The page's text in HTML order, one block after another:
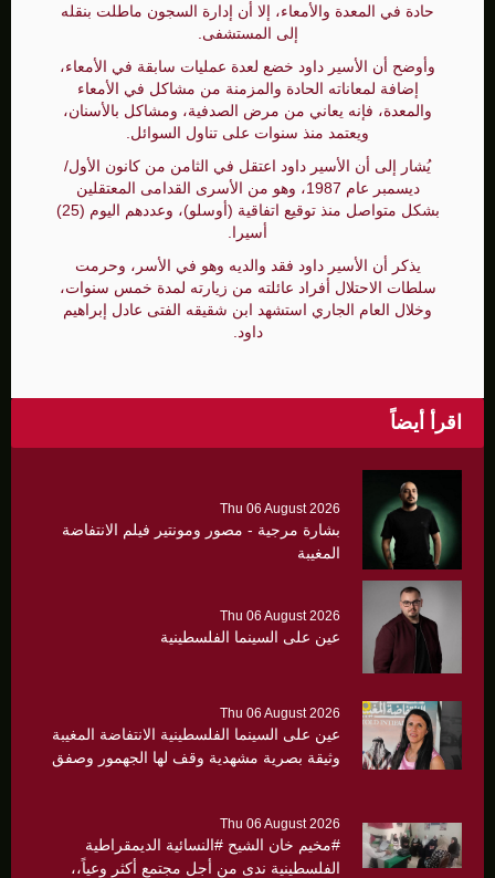
حادة في المعدة والأمعاء، إلا أن إدارة السجون ماطلت بنقله
إلى المستشفى.
وأوضح أن الأسير داود خضع لعدة عمليات سابقة في الأمعاء،
إضافة لمعاناته الحادة والمزمنة من مشاكل في الأمعاء
والمعدة، فإنه يعاني من مرض الصدفية، ومشاكل بالأسنان،
ويعتمد منذ سنوات على تناول السوائل.
يُشار إلى أن الأسير داود اعتقل في الثامن من كانون الأول/
ديسمبر عام 1987، وهو من الأسرى القدامى المعتقلين
بشكل متواصل منذ توقيع اتفاقية (أوسلو)، وعددهم اليوم (25)
أسيرا.
يذكر أن الأسير داود فقد والديه وهو في الأسر، وحرمت
سلطات الاحتلال أفراد عائلته من زيارته لمدة خمس سنوات،
وخلال العام الجاري استشهد ابن شقيقه الفتى عادل إبراهيم
داود.
اقرأ أيضاً
Thu 06 August 2026
بشارة مرجية - مصور ومونتير فيلم الانتفاضة
المغيبة
Thu 06 August 2026
عين على السينما الفلسطينية
Thu 06 August 2026
عين على السينما الفلسطينية الانتفاضة المغيبة
وثيقة بصرية مشهدية وقف لها الجهمور وصفق
Thu 06 August 2026
#مخيم خان الشيح #النسائية الديمقراطية
الفلسطينية ندى من أجل مجتمع أكثر وعياً،،